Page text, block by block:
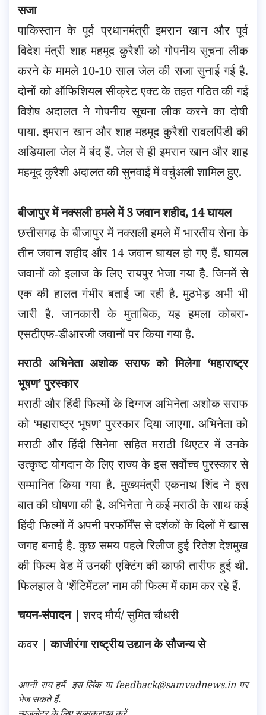
सजा
पाकिस्तान के पूर्व प्रधानमंत्री इमरान खान और पूर्व
विदेश मंत्री शाह महमूद कुरैशी को गोपनीय सूचना लीक
करने के मामले 10-10 साल जेल की सजा सुनाई गई है.
दोनों को ऑफिशियल सीक्रेट एक्ट के तहत गठित की गई
विशेष अदालत ने गोपनीय सूचना लीक करने का दोषी
पाया. इमरान खान और शाह महमूद कुरैशी रावलपिंडी की
अडियाला जेल में बंद हैं. जेल से ही इमरान खान और शाह
महमूद कुरैशी अदालत की सुनवाई में वर्चुअली शामिल हुए.
बीजापुर में नक्सली हमले में 3 जवान शहीद, 14 घायल
छत्तीसगढ़ के बीजापुर में नक्सली हमले में भारतीय सेना के
तीन जवान शहीद और 14 जवान घायल हो गए हैं. घायल
जवानों को इलाज के लिए रायपुर भेजा गया है. जिनमें से
एक की हालत गंभीर बताई जा रही है. मुठभेड़ अभी भी
जारी है. जानकारी के मुताबिक, यह हमला कोबरा-
एसटीएफ-डीआरजी जवानों पर किया गया है.
मराठी अभिनेता अशोक सराफ को मिलेगा ‘महाराष्ट्र
भूषण’ पुरस्कार
मराठी और हिंदी फिल्मों के दिग्गज अभिनेता अशोक सराफ
को ‘महाराष्ट्र भूषण’ पुरस्कार दिया जाएगा. अभिनेता को
मराठी और हिंदी सिनेमा सहित मराठी थिएटर में उनके
उत्कृष्ट योगदान के लिए राज्य के इस सर्वोच्च पुरस्कार से
सम्मानित किया गया है. मुख्यमंत्री एकनाथ शिंद ने इस
बात की घोषणा की है. अभिनेता ने कई मराठी के साथ कई
हिंदी फिल्मों में अपनी परफॉर्मेंस से दर्शकों के दिलों में खास
जगह बनाई है. कुछ समय पहले रिलीज हुई रितेश देशमुख
की फिल्म वेड में उनकी एक्टिंग की काफी तारीफ हुई थी.
फिलहाल वे ‘शेंटिमेंटल’ नाम की फिल्म में काम कर रहे हैं.
चयन-संपादन | शरद मौर्य/ सुमित चौधरी
कवर |काजीरंगा राष्ट्रीय उद्यान के सौजन्य से
अपनी राय हमें इस लिंक या feedback@samvadnews.in पर
भेज सकते हैं.